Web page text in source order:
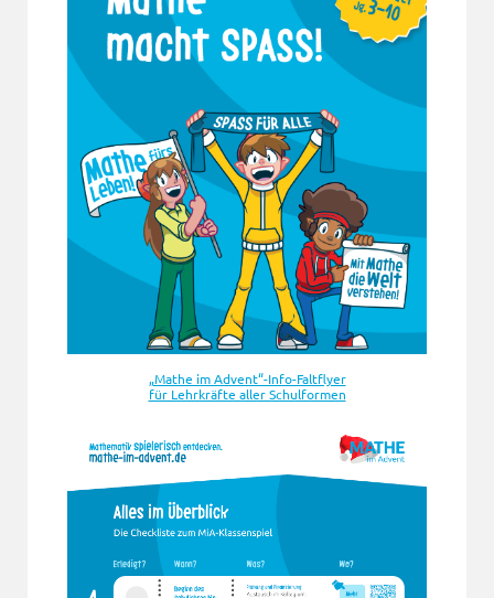
„Mathe im Advent“-Info-Faltflyer
für Lehrkräfte aller Schulformen